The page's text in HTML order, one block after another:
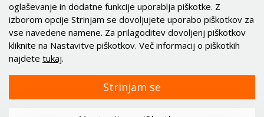
© 2021 - 2026 Minitec d.o.o.. Vse pravice pridržane.|
oglaševanje in dodatne funkcije uporablja piškotke. Z
izborom opcije Strinjam se dovoljujete uporabo piškotkov za
vse navedene namene. Za prilagoditev dovoljenj piškotkov
kliknite na Nastavitve piškotkov. Več informacij o piškotkih
najdete tukaj.
Strinjam se